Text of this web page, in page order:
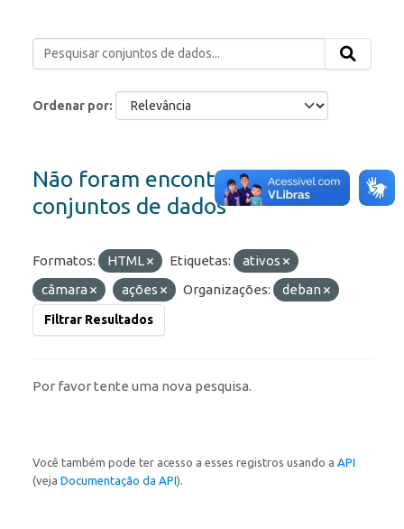
Ordenar por
Não foram encontrados
conjuntos de dados
Formatos: HTML Etiquetas:
ativos
câmara
ações Organizações: deban
Filtrar Resultados
Por favor tente uma nova pesquisa.
Você também pode ter acesso a esses registros usando a API
(veja Documentação da API).